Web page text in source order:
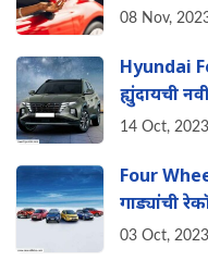
होईल फायदा
08 Nov,
Hyundai
ह्युंदायची
मिळणार
14 Oct,
Four
गाड्यांची
जास्त कार
03 Oct,